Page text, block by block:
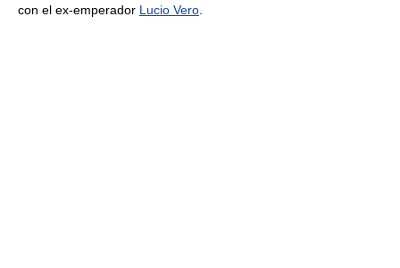
con el ex-emperador Lucio Vero